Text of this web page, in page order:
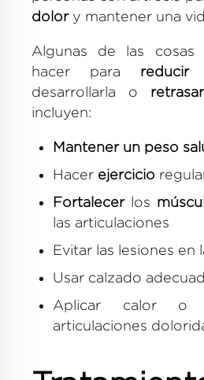
dolory mantener una
Algunas de las
hacer para
desarrollarla o
incluyen:
Mantener un peso
Hacer ejercicio
Fortalecerlos
las articulaciones
Evitar las lesiones en
Usar calzado
Aplicar calor o
articulaciones